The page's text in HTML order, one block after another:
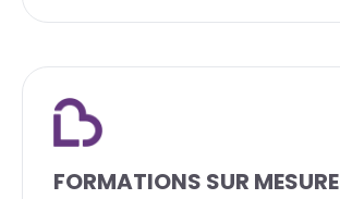
FORMATIONS SUR MESURE